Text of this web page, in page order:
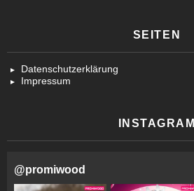
SEITEN
Datenschutzerklärung
Impressum
INSTAGRAM
@promiwood